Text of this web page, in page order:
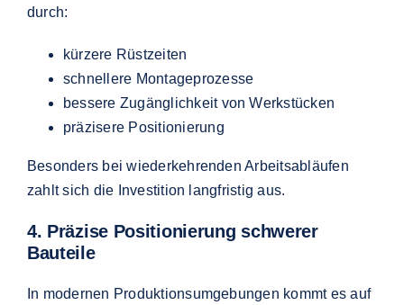
durch:
kürzere Rüstzeiten
schnellere Montageprozesse
bessere Zugänglichkeit von Werkstücken
präzisere Positionierung
Besonders bei wiederkehrenden Arbeitsabläufen
zahlt sich die Investition langfristig aus.
4. Präzise Positionierung schwerer
Bauteile
In modernen Produktionsumgebungen kommt es auf